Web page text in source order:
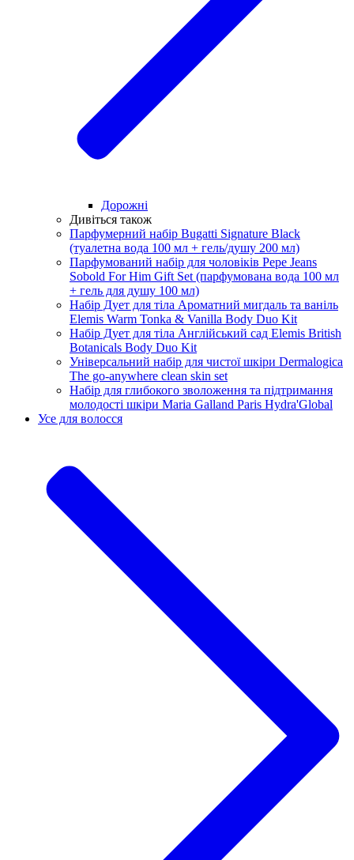
Дорожні
Дивіться також
Парфумерний набір Bugatti Signature Black
(туалетна вода 100 мл + гель/душу 200 мл)
Парфумований набір для чоловіків Pepe Jeans
Sobold For Him Gift Set (парфумована вода 100 мл
+ гель для душу 100 мл)
Набір Дует для тіла Ароматний мигдаль та ваніль
Elemis Warm Tonka & Vanilla Body Duo Kit
Набір Дует для тіла Англійський сад Elemis British
Botanicals Body Duo Kit
Універсальний набір для чистої шкіри Dermalogica
The go-anywhere clean skin set
Набір для глибокого зволоження та підтримання
молодості шкіри Maria Galland Paris Hydra'Global
Усе для волосся